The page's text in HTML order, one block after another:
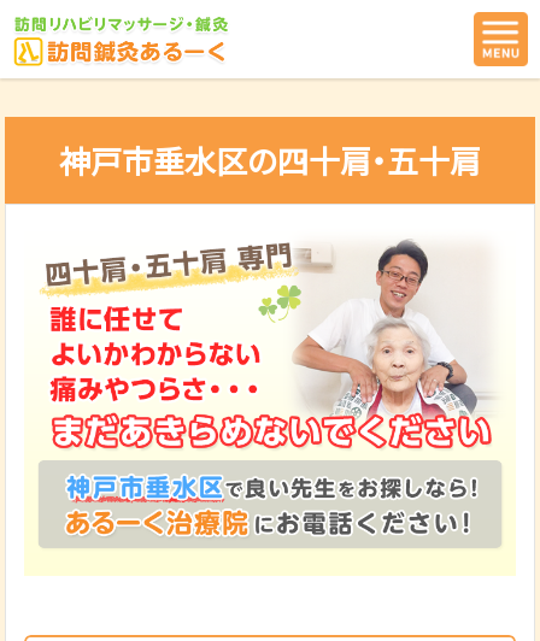
神戸市垂水区の四十肩・五十肩